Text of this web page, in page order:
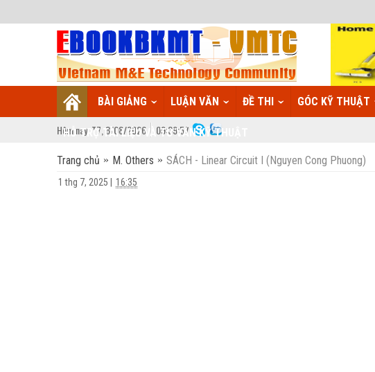
BÀI GIẢNG LUẬN VĂN ĐỀ THI GÓC KỸ THUẬT
HỖ TRỢ TÀI LIỆU VÀ TƯ VẤN KỸ THUẬT
Hôm nay: T7, 8/08/2026 09:39:58
Trang chủ M. Others SÁCH - Linear Circuit I (Nguyen Cong Phuong)
1 thg 7, 2025 16:35